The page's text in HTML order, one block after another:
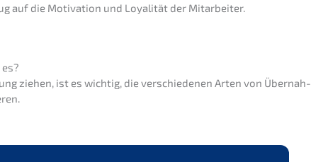
auf die Motiva­ti­on und Loyali­tät der Mitarbeiter.
ziehen, ist es wichtig, die verschie­de­nen Arten von Übernah­